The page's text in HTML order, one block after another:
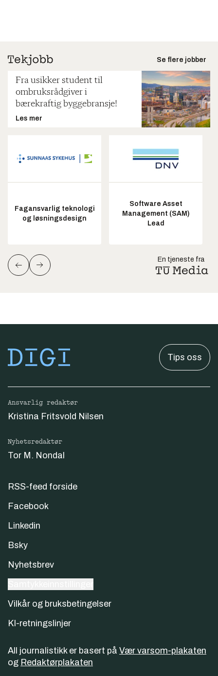
Se flere jobber
Fra usikker student til
ombruksrådgiver i
bærekraftig byggebransje!
Les mer
Fagansvarlig teknologi
og løsningsdesign
Software Asset
Management (SAM)
Lead
En tjeneste fra
Tips oss
Ansvarlig redaktør
Kristina Fritsvold Nilsen
Nyhetsredaktør
Tor M. Nondal
RSS-feed forside
Facebook
Linkedin
Bsky
Nyhetsbrev
Vilkår og bruksbetingelser
KI-retningslinjer
All journalistikk er basert på Vær varsom-plakaten
og Redaktørplakaten